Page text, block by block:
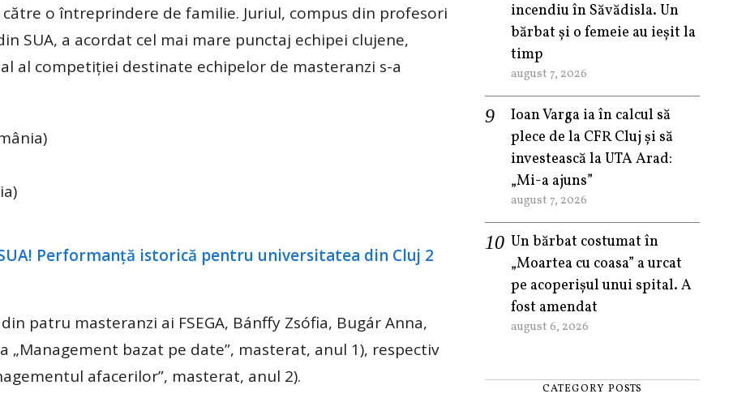
o întreprindere de familie. Juriul, compus din profesori
SUA, a acordat cel mai mare punctaj echipei clujene,
al competiției destinate echipelor de masteranzi s-a
patru masteranzi ai FSEGA, Bánffy Zsófia, Bugár Anna,
„Management bazat pe date”, masterat, anul 1), respectiv
afacerilor”, masterat, anul 2).
incendiu în Săvădisla. Un
bărbat și o femeie au ieșit la
timp
august 7, 2026
Ioan Varga ia în calcul să
plece de la CFR Cluj și să
investească la UTA Arad:
„Mi-a ajuns”
august 7, 2026
Un bărbat costumat în
„Moartea cu coasa” a urcat
pe acoperișul unui spital. A
fost amendat
august 6, 2026
CATEGORY POSTS